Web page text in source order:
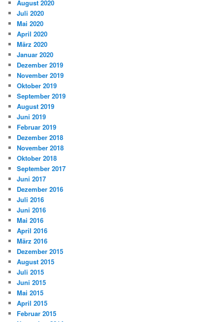
August 2020
Juli 2020
Mai 2020
April 2020
März 2020
Januar 2020
Dezember 2019
November 2019
Oktober 2019
September 2019
August 2019
Juni 2019
Februar 2019
Dezember 2018
November 2018
Oktober 2018
September 2017
Juni 2017
Dezember 2016
Juli 2016
Juni 2016
Mai 2016
April 2016
März 2016
Dezember 2015
August 2015
Juli 2015
Juni 2015
Mai 2015
April 2015
Februar 2015